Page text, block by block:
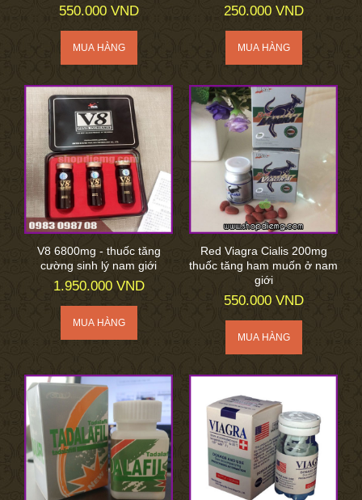
550.000 VND 250.000 VND
V8 6800mg - thuốc tăng
cường sinh lý nam giới
1.950.000 VND
Red Viagra Cialis 200mg
thuốc tăng ham muốn ở nam
giới
550.000 VND